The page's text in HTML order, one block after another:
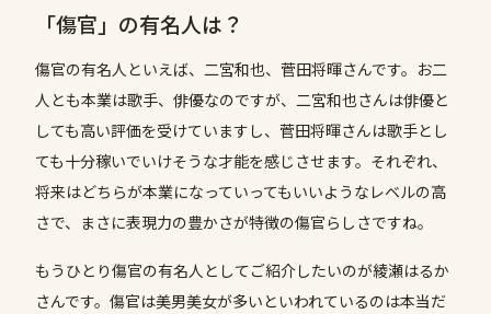
「傷官」の有名人は？
傷官の有名人といえば、二宮和也、菅田将暉さんです。お二
人とも本業は歌手、俳優なのですが、二宮和也さんは俳優と
しても高い評価を受けていますし、菅田将暉さんは歌手とし
ても十分稼いでいけそうな才能を感じさせます。それぞれ、
将来はどちらが本業になっていってもいいようなレベルの高
さで、まさに表現力の豊かさが特徴の傷官らしさですね。
もうひとり傷官の有名人としてご紹介したいのが綾瀬はるか
さんです。傷官は美男美女が多いといわれているのは本当だ